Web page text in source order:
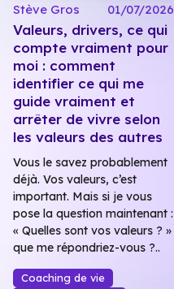
Stève Gros 01/07/2026
Valeurs, drivers, ce qui
compte vraiment pour
moi : comment
identifier ce qui me
guide vraiment et
arrêter de vivre selon
les valeurs des autres
Vous le savez probablement
déjà. Vos valeurs, c’est
important. Mais si je vous
pose la question maintenant :
« Quelles sont vos valeurs ? »
que me répondriez-vous ?..
Coaching de vie